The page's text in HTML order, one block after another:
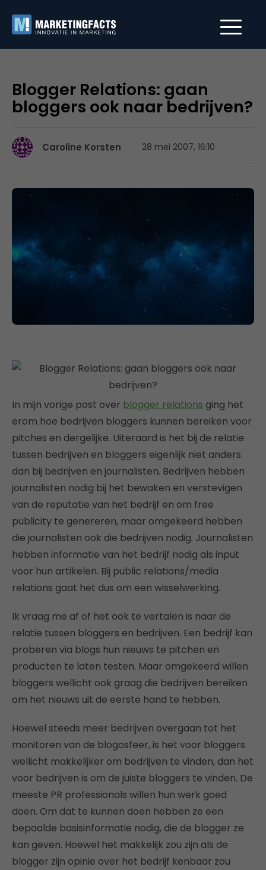
Blogger Relations: gaan
bloggers ook naar bedrijven?
Caroline Korsten 28 mei 2007, 16:10
In mijn vorige post over blogger relations ging het
erom hoe bedrijven bloggers kunnen bereiken voor
pitches en dergelijke. Uiteraard is het bij de relatie
tussen bedrijven en bloggers eigenlijk niet anders
dan bij bedrijven en journalisten. Bedrijven hebben
journalisten nodig bij het bewaken en verstevigen
van de reputatie van het bedrijf en om free
publicity te genereren, maar omgekeerd hebben
die journalisten ook die bedrijven nodig. Journalisten
hebben informatie van het bedrijf nodig als input
voor hun artikelen. Bij public relations/media
relations gaat het dus om een wisselwerking.
Ik vraag me af of het ook te vertalen is naar de
relatie tussen bloggers en bedrijven. Een bedrijf kan
proberen via blogs hun nieuws te pitchen en
producten te laten testen. Maar omgekeerd willen
bloggers wellicht ook graag die bedrijven bereiken
om het nieuws uit de eerste hand te hebben.
Hoewel steeds meer bedrijven overgaan tot het
monitoren van de blogosfeer, is het voor bloggers
wellicht makkelijker om bedrijven te vinden, dan het
voor bedrijven is om de juiste bloggers te vinden. De
meeste PR professionals willen hun werk goed
doen. Om dat te kunnen doen hebben ze een
bepaalde basisinformatie nodig, die de blogger ze
kan geven. Hoewel het makkelijk zou zijn als de
blogger zijn opinie over het bedrijf kenbaar zou